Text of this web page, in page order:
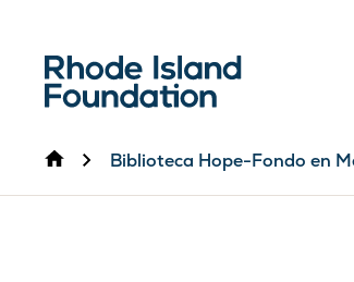
InicioBiblioteca Hope-Fondo en